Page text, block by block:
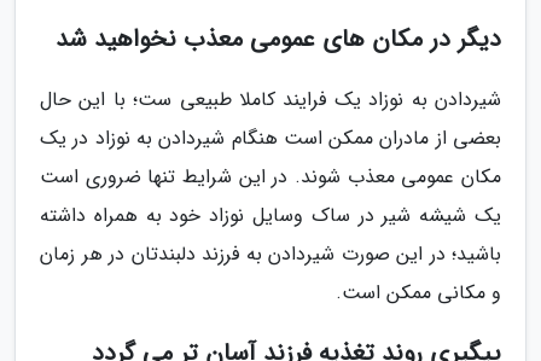
دیگر در مکان های عمومی معذب نخواهید شد
شیردادن به نوزاد یک فرایند کاملا طبیعی ست؛ با این حال
بعضی از مادران ممکن است هنگام شیردادن به نوزاد در یک
مکان عمومی معذب شوند. در این شرایط تنها ضروری است
یک شیشه شیر در ساک وسایل نوزاد خود به همراه داشته
باشید؛ در این صورت شیردادن به فرزند دلبندتان در هر زمان
و مکانی ممکن است.
پیگیری روند تغذیه فرزند آسان تر می گردد